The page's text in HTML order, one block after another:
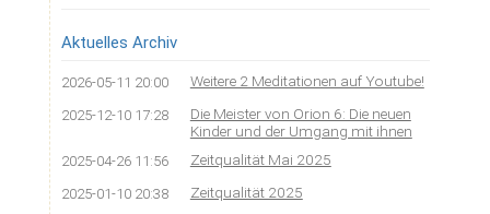
Aktuelles Archiv
2026-05-11 20:00 Weitere 2 Meditationen auf Youtube!
2025-12-10 17:28
Die Meister von Orion 6: Die neuen
Kinder und der Umgang mit ihnen
2025-04-26 11:56 Zeitqualität Mai 2025
2025-01-10 20:38 Zeitqualität 2025